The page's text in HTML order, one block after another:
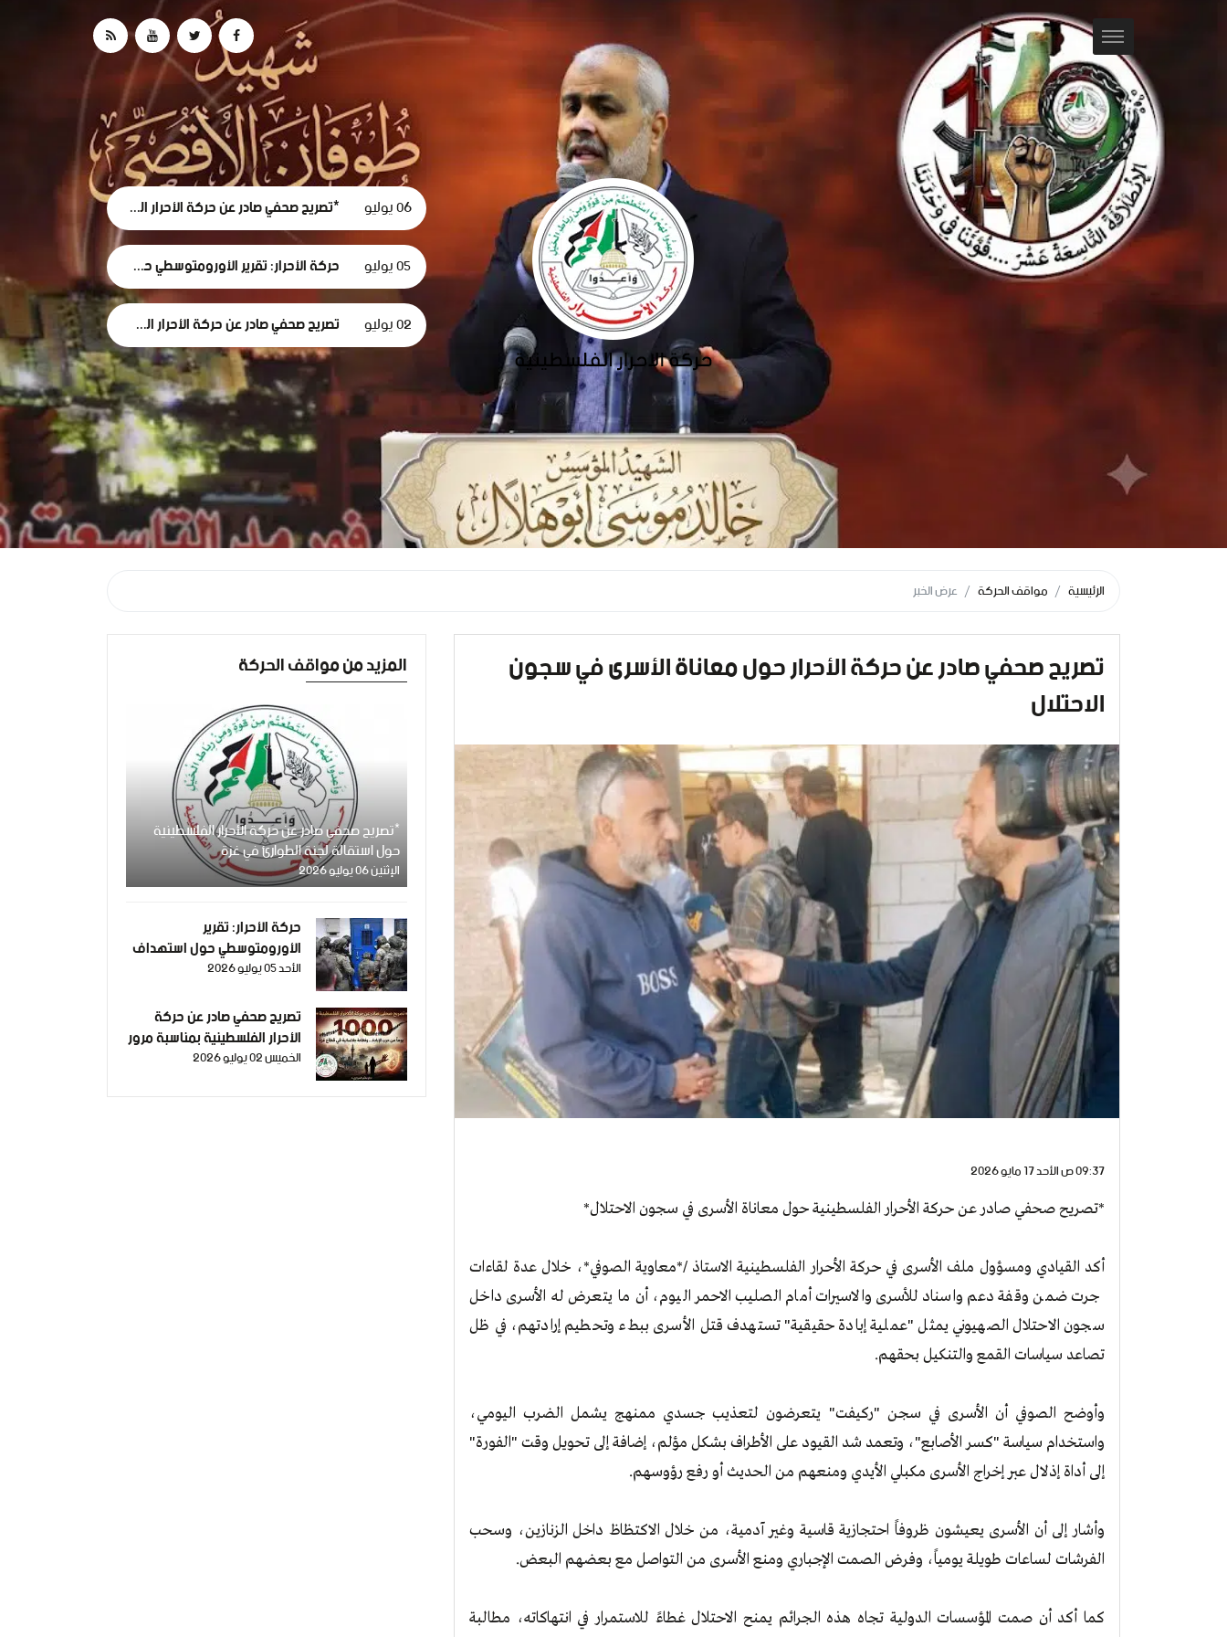
06 يوليو *تصريح صحفي صادر عن حركة الأحرار الفلسطينية حول استقالة لجنة الطوارئ في غزة
05 يوليو حركة الأحرار: تقرير الأورومتوسطي حول استهداف الرموز الطبية في سجون الاحتلال وثيقة إدانة وجريمة حرب موصوفة
02 يوليو تصريح صحفي صادر عن حركة الأحرار الفلسطينية بمناسبة مرور 1000 يومٍ من حرب الإبادة... وفظاعة جرائم الاحتلال في قطاع غزة*
الرئيسية مواقف الحركة عرض الخبر
تصريح صحفي صادر عن حركة الأحرار حول معاناة الأسرى في سجون
الاحتلال
09:37 ص الأحد 17 مايو 2026
*تصريح صحفي صادر عن حركة الأحرار الفلسطينية حول معاناة الأسرى في سجون الاحتلال*
أكد القيادي ومسؤول ملف الأسرى في حركة الأحرار الفلسطينية الاستاذ /*معاوية الصوفي*، خلال عدة لقاءات
جرت ضمن وقفة دعم واسناد للأسرى والاسيرات أمام الصليب الاحمر اليوم، أن ما يتعرض له الأسرى داخل
سجون الاحتلال الصهيوني يمثل "عملية إبادة حقيقية" تستهدف قتل الأسرى ببطء وتحطيم إرادتهم، في ظل
تصاعد سياسات القمع والتنكيل بحقهم.
وأوضح الصوفي أن الأسرى في سجن "ركيفت" يتعرضون لتعذيب جسدي ممنهج يشمل الضرب اليومي،
واستخدام سياسة "كسر الأصابع"، وتعمد شد القيود على الأطراف بشكل مؤلم، إضافة إلى تحويل وقت "الفورة"
إلى أداة إذلال عبر إخراج الأسرى مكبلي الأيدي ومنعهم من الحديث أو رفع رؤوسهم.
وأشار إلى أن الأسرى يعيشون ظروفاً احتجازية قاسية وغير آدمية، من خلال الاكتظاظ داخل الزنازين، وسحب
الفرشات لساعات طويلة يومياً، وفرض الصمت الإجباري ومنع الأسرى من التواصل مع بعضهم البعض.
كما أكد أن صمت المؤسسات الدولية تجاه هذه الجرائم يمنح الاحتلال غطاءً للاستمرار في انتهاكاته، مطالبة
المزيد من مواقف الحركة
*تصريح صحفي صادر عن حركة الأحرار الفلسطينية
حول استقالة لجنة الطوارئ في غزة
الإثنين 06 يوليو 2026
حركة الأحرار: تقرير
الأورومتوسطي حول استهداف
الرموز الطبية في سجون الاحتلال
موصوفة
الأحد 05 يوليو 2026
تصريح صحفي صادر عن حركة
الأحرار الفلسطينية بمناسبة مرور
1000 يومٍ من حرب الإبادة...الخميس 02 يوليو 2026